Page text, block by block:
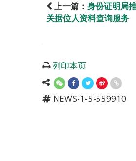
上一篇： 身份证明局
关据位人资料查询服务
列印本页
NEWS-1-5-559910